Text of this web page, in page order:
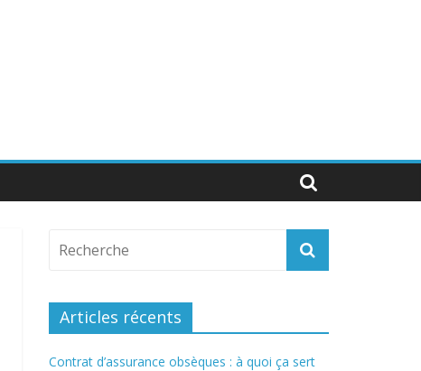
Articles récents
Contrat d’assurance obsèques : à quoi ça sert